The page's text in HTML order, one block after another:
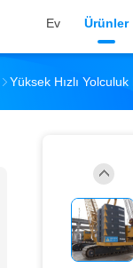
Ev Ürünler
Yüksek Hızlı